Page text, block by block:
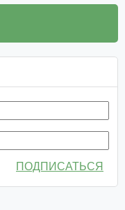
ПОДПИСАТЬСЯ